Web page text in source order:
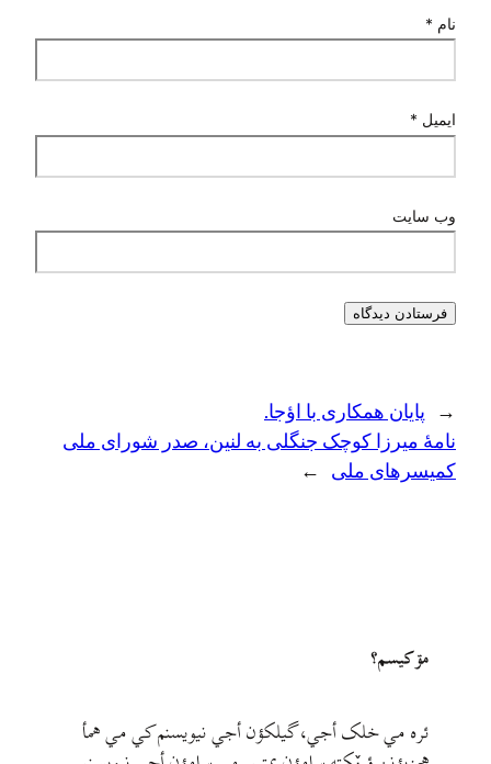
نام *
ایمیل *
وب‌ سایت
←
پایان همکاری با اؤجا.
نامهٔ میرزا کوچک جنگلی به لنین، صدر شورای ملی
کمیسرهای ملی
→
مۊ کيسم؟
ئره مي خلک أجي، گيلکؤن أجي نيويسنم کي مي همأ